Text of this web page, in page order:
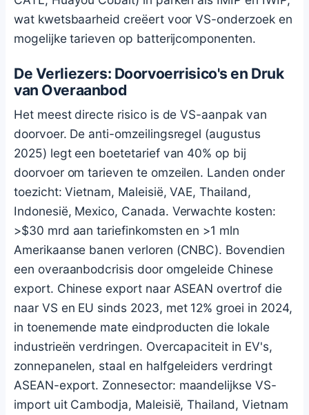
wat kwetsbaarheid creëert voor VS-onderzoek en
mogelijke tarieven op batterijcomponenten.
De Verliezers: Doorvoerrisico's en Druk
van Overaanbod
Het meest directe risico is de VS-aanpak van
doorvoer. De anti-omzeilingsregel (augustus
2025) legt een boetetarief van 40% op bij
doorvoer om tarieven te omzeilen. Landen onder
toezicht: Vietnam, Maleisië, VAE, Thailand,
Indonesië, Mexico, Canada. Verwachte kosten:
>$30 mrd aan tariefinkomsten en >1 mln
Amerikaanse banen verloren (CNBC). Bovendien
een overaanbodcrisis door omgeleide Chinese
export. Chinese export naar ASEAN overtrof die
naar VS en EU sinds 2023, met 12% groei in 2024,
in toenemende mate eindproducten die lokale
industrieën verdringen. Overcapaciteit in EV's,
zonnepanelen, staal en halfgeleiders verdringt
ASEAN-export. Zonnesector: maandelijkse VS-
import uit Cambodja, Maleisië, Thailand, Vietnam